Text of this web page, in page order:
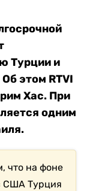
Турции и
этом RTVI
Хас. При
одним
что на фоне
США Турция